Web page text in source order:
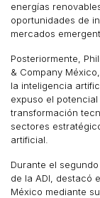
energías
oportunidades de
mercados
Posteriormente,
& Company
la inteligencia
expuso el
transformación
sectores
artificial.
Durante el
de la ADI, destacó
México mediante